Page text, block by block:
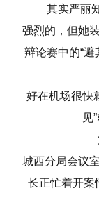
其实严丽知
强烈的，但她
辩论赛中的“
好在机场很快
见
城西分局会议
长正忙着开案